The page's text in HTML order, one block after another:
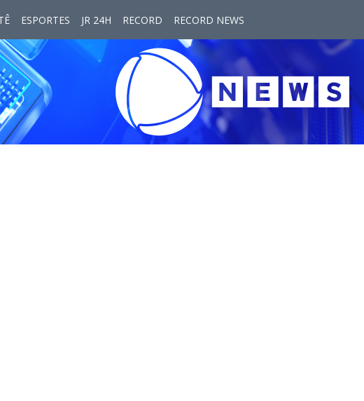
ESPORTES JR 24H RECORD RECORD NEWS